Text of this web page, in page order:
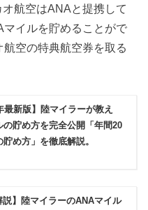
航空はANAと提携して
イルを貯めることがで
空の特典航空券を取る
最新版】陸マイラーが教え
の貯め方を完全公開「年間20
め方」を徹底解説。
説】陸マイラーのANAマイル